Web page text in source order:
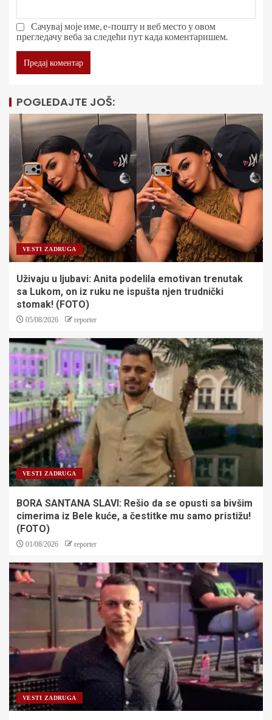
Сачувај моје име, е-пошту и веб место у овом
прегледачу веба за следећи пут када коментаришем.
POGLEDAJTE JOŠ:
VESTI ZADRUGA
Uživaju u ljubavi: Anita podelila emotivan trenutak
sa Lukom, on iz ruku ne ispušta njen trudnički
stomak! (FOTO)
05/08/2026 reporter
VESTI ZADRUGA
BORA SANTANA SLAVI: Rešio da se opusti sa bivšim
cimerima iz Bele kuće, a čestitke mu samo pristižu!
(FOTO)
01/08/2026 reporter
VESTI ZADRUGA